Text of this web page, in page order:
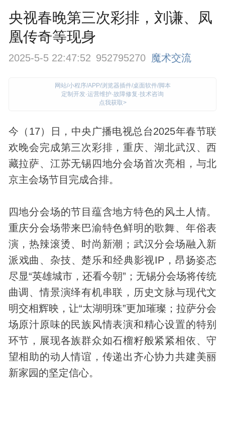
央视春晚第三次彩排，刘谦、凤
凰传奇等现身
2025-5-5 22:47:52 952795270 魔术交流
网站/小程序/APP/浏览器插件/桌面软件/脚本
定制开发·运营维护·故障修复·技术咨询
点我获取>
今（17）日，中央广播电视总台2025年春节联
欢晚会完成第三次彩排，重庆、湖北武汉、西
藏拉萨、江苏无锡四地分会场首次亮相，与北
京主会场节目完成合排。
四地分会场的节目蕴含地方特色的风土人情。
重庆分会场带来巴渝特色鲜明的歌舞、年俗表
演，热辣滚烫、时尚新潮；武汉分会场融入新
派戏曲、杂技、楚乐和经典影视IP，昂扬姿态
尽显“英雄城市，还看今朝”；无锡分会场将传统
曲调、情景演绎有机串联， 历史文脉与现代文
明交相辉映，让“太湖明珠”更加璀璨；拉萨分会
场原汁原味的民族风情表演和精心设置的特别
环节，展现各族群众如石榴籽般紧紧相依、守
望相助的动人情谊，传递出齐心协力共建美丽
新家园的坚定信心。